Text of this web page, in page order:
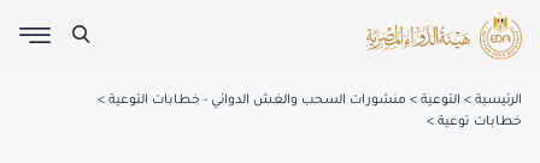
الرئيسية التوعية
منشورات السحب والغش الدوائي - خطابات التوعية
خطابات توعية